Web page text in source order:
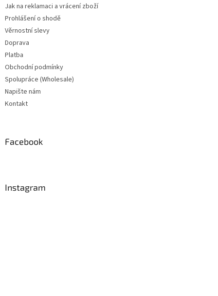
Jak na reklamaci a vrácení zboží
Prohlášení o shodě
Věrnostní slevy
Doprava
Platba
Obchodní podmínky
Spolupráce (Wholesale)
Napište nám
Kontakt
Facebook
Instagram